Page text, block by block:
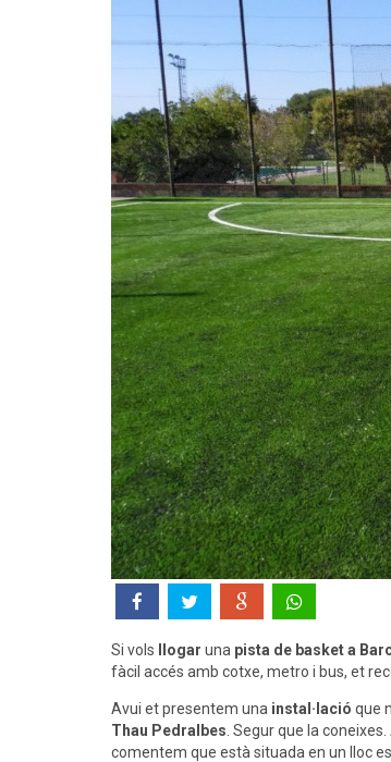
Si vols llogar una pista de basket a
fàcil accés amb cotxe, metro i bus, et
Avui et presentem una instal·lació que
Thau Pedralbes . Segur que la
comentem que està situada en un lloc